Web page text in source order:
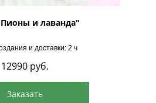
и лаванда"
и доставки: 2 ч
12990 руб.
Заказать